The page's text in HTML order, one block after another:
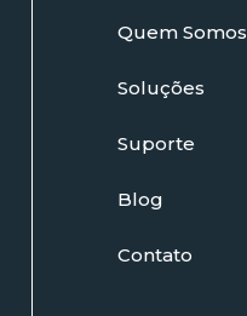
Quem Somos
Soluções
Suporte
Blog
Contato